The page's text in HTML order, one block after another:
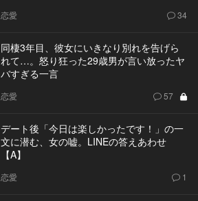
恋愛 34
同棲3年目、彼女にいきなり別れを告げら
れて…。怒り狂った29歳男が言い放ったヤ
バすぎる一言
恋愛 57
デート後「今日は楽しかったです！」の一
文に潜む、女の嘘。LINEの答えあわせ
【A】
恋愛 1